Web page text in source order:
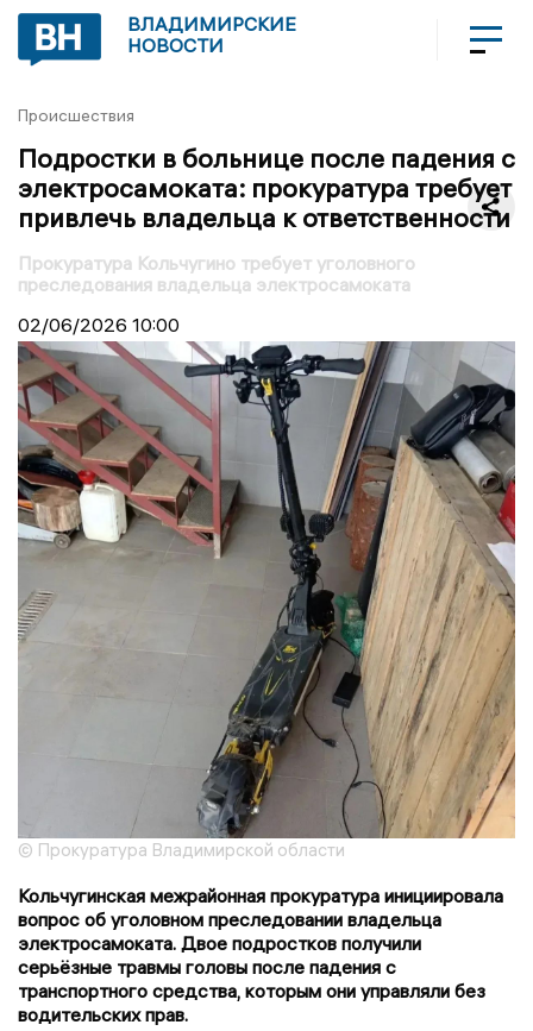
ВЛАДИМИРСКИЕ
НОВОСТИ
Происшествия
Подростки в больнице после падения с
электросамоката: прокуратура требует
привлечь владельца к ответственности
Прокуратура Кольчугино требует уголовного
преследования владельца электросамоката
02/06/2026 10:00
© Прокуратура Владимирской области
Кольчугинская межрайонная прокуратура инициировала
вопрос об уголовном преследовании владельца
электросамоката. Двое подростков получили
серьёзные травмы головы после падения с
транспортного средства, которым они управляли без
водительских прав.